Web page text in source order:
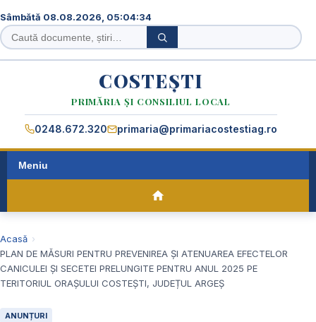
Sâmbătă 08.08.2026, 05:04:35
Caută
în
Caută
COSTEȘTI
PRIMĂRIA ȘI CONSILIUL LOCAL
0248.672.320 primaria@primariacostestiag.ro
Meniu
Acasă
PLAN DE MĂSURI PENTRU PREVENIREA ŞI ATENUAREA EFECTELOR
CANICULEI ŞI SECETEI PRELUNGITE PENTRU ANUL 2025 PE
TERITORIUL ORAȘULUI COSTEȘTI, JUDEȚUL ARGEȘ
ANUNȚURI